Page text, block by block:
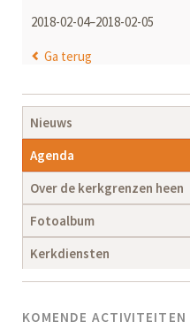
2018-02-04–2018-02-05
Ga terug
Navigatie
overslaan
Nieuws
Agenda
Over de kerkgrenzen heen
Fotoalbum
Kerkdiensten
KOMENDE ACTIVITEITEN